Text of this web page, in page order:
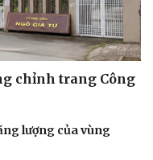
chỉnh trang Công
lượng của vùng